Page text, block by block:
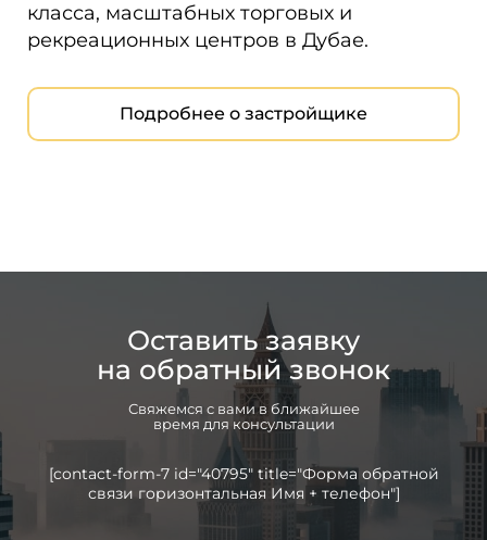
класса, масштабных торговых и
рекреационных центров в Дубае.
Подробнее о застройщике
Оставить заявку
на обратный звонок
Свяжемся с вами в ближайшее
время для консультации
[contact-form-7 id="40795" title="Форма обратной
связи горизонтальная Имя + телефон"]